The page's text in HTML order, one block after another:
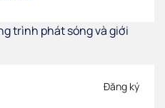
trình phát sóng và giới
Đăng ký